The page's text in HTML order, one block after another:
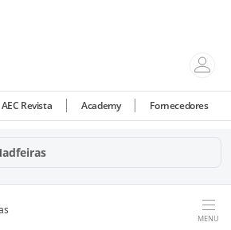
AEC Revista Academy Fornecedores
MENU